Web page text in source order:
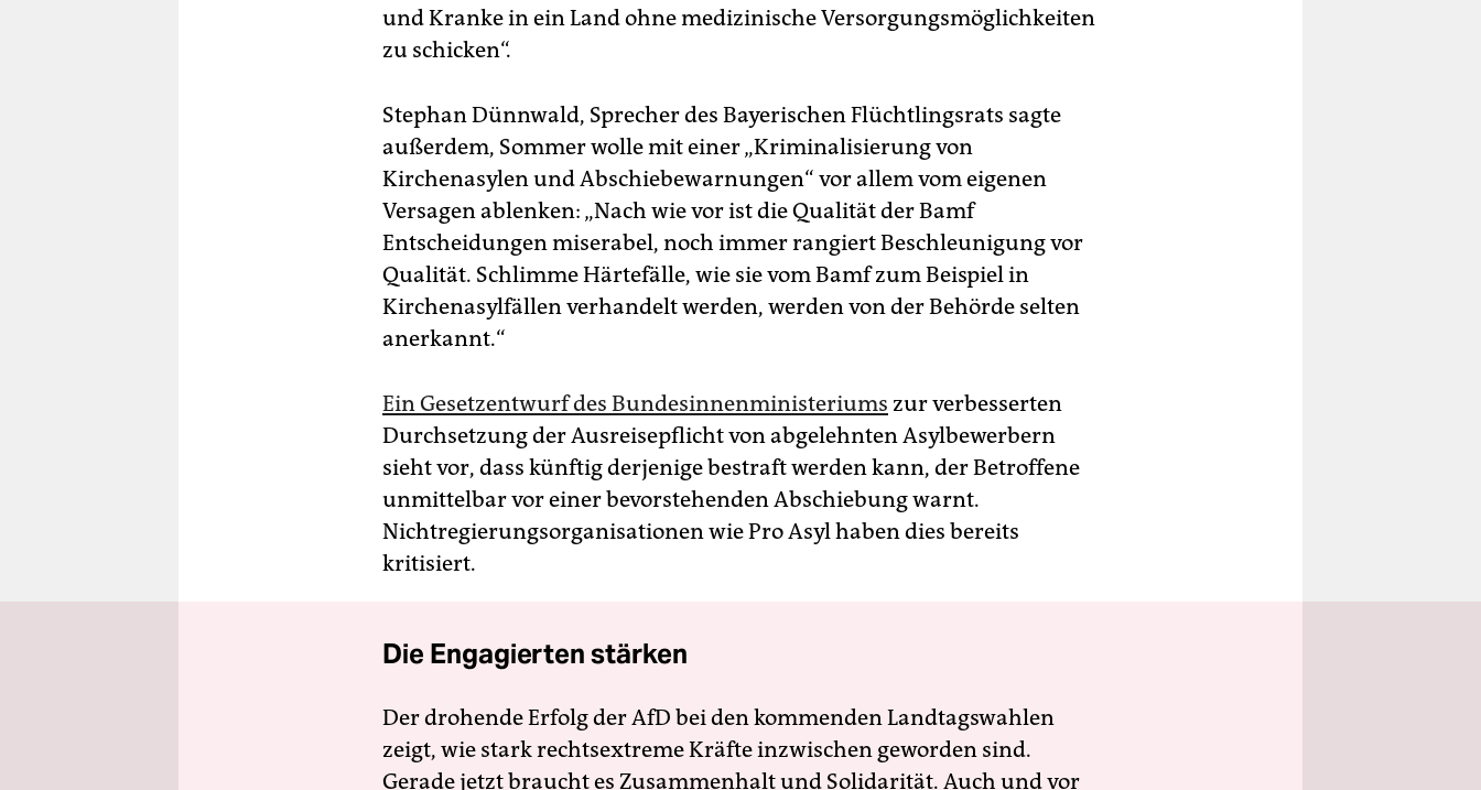
und Kranke in ein Land ohne medizinische Versorgungsmöglichkeiten
zu schicken“.
Stephan Dünnwald, Sprecher des Bayerischen Flüchtlingsrats sagte
außerdem, Sommer wolle mit einer „Kriminalisierung von
Kirchenasylen und Abschiebewarnungen“ vor allem vom eigenen
Versagen ablenken: „Nach wie vor ist die Qualität der Bamf
Entscheidungen miserabel, noch immer rangiert Beschleunigung vor
Qualität. Schlimme Härtefälle, wie sie vom Bamf zum Beispiel in
Kirchenasylfällen verhandelt werden, werden von der Behörde selten
anerkannt.“
Ein Gesetzentwurf des Bundesinnenministeriums zur verbesserten
Durchsetzung der Ausreisepflicht von abgelehnten Asylbewerbern
sieht vor, dass künftig derjenige bestraft werden kann, der Betroffene
unmittelbar vor einer bevorstehenden Abschiebung warnt.
Nichtregierungsorganisationen wie Pro Asyl haben dies bereits
kritisiert.
Die Engagierten stärken
Der drohende Erfolg der AfD bei den kommenden Landtagswahlen
zeigt, wie stark rechtsextreme Kräfte inzwischen geworden sind.
Gerade jetzt braucht es Zusammenhalt und Solidarität. Auch und vor